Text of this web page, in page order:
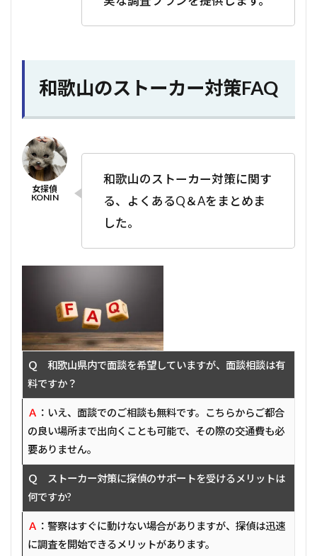
和歌山のストーカー対策FAQ
和歌山のストーカー対策に関す
る、よくあるQ＆Aをまとめま
した。
Ｑ 和歌山県内で面談を希望していますが、面談相談は有
料ですか？
Ａ ：いえ、面談でのご相談も無料です。こちらからご都合
の良い場所まで出向くことも可能で、その際の交通費も必
要ありません。
Ｑ ストーカー対策に探偵のサポートを受けるメリットは
何ですか?
Ａ ：警察はすぐに動けない場合がありますが、探偵は迅速
に調査を開始できるメリットがあります。